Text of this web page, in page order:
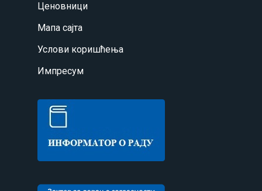
Ценовници
Мапа сајта
Услови коришћења
Импресум